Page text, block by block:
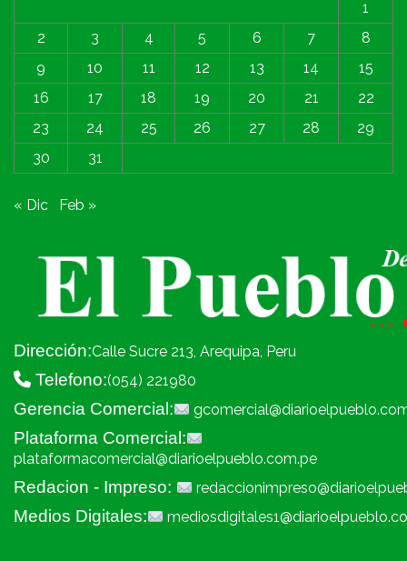
1
2
3 4 5 6 7
8
9
10 11 12 13 14
15
16
17 18 19 20 21
22
23
24 25 26 27 28
29
30
31
« Dic Feb »
Dirección:Calle Sucre 213, Arequipa, Peru
Telefono:(054) 221980
Gerencia Comercial:
Plataforma Comercial:
plataformacomercial@diarioelpueblo.com.pe
Redacion - Impreso:
Medios Digitales: